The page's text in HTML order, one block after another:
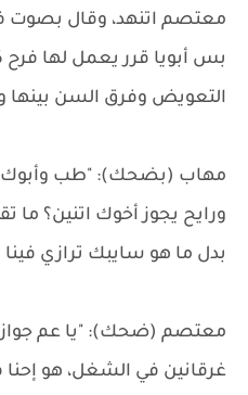
معتصم اتنهد، وقال بصوت
بس أبويا قرر يعمل لها فرح
التعويض وفرق السن بينها
مهاب (بضحك): "طب وأبوك
ورايح يجوز أخوك اتنين؟ ما
بدل ما هو سايبك ترازي فينا
معتصم (ضحك): "يا عم جواز
غرقانين في الشغل، هو